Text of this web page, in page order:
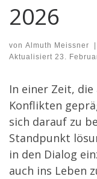
2026
von Almuth Meissner
Aktualisiert 23.
In einer Zeit,
Konflikten
sich darauf zu
Standpunkt
in den Dialog
auch ins Leben